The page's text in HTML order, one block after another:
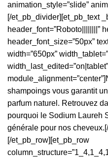
animation_style=”slide”
[/et_pb_divider][et_pb_text
header_font=”Roboto||||||||”
header_font_size=”50px”
width=”650px”
width_last_edited=”on|tablet”
shampoings vous garantit
parfum naturel. Retrouvez
pourquoi le Sodium Laureh
générale pour nos
[/et_pb_row][et_pb_row